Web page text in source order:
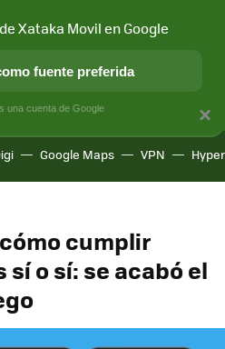
APLICACIONES
Google Maps VPN
cumplir
o sí: se acabó el
×
Xataka Movil en Google
fuente preferida
una cuenta de Google